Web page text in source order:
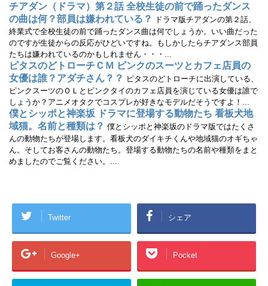
チアダン（ドラマ）第２話 全校生徒の前で踊ったダンス
の曲は何？部員は嫌われている？
ドラマ版チアダンの第２話、
終業式で全校生徒の前で踊ったダンス曲は何でしょうか。いい曲だった
のですが生徒からの反応がひどいですね。もしかしたらチアダンス部員
たちは嫌われているのかもしれません・・・...
ピタスのどトローチＣＭ ピンクのスーツとカフェ店員の
女優は誰？アダチさん？？ ピタスのどトローチに出演している、
ピンクスーツのＯＬとピンクタイのカフェ店員を演じている女優は誰で
しょうか？アニメオタクでコスプレが好きなモデルだそうですよ！...
僕とシッポと神楽坂 ドラマに登場する動物たち 看板犬地
域猫。名前と種類は？ 僕とシッポと神楽坂のドラマ版ではたくさ
んの動物たちが登場します。看板犬のダイキチくんや地域猫のオギちゃ
ん。そしてお客さんの動物たち。登場する動物たちの名前や種類をまと
めましたのでご覧ください。...
Twitter シェア
Google+ Pocket